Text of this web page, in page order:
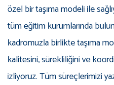
özel bir taşıma modeli ile
tüm eğitim kurumlarında
kadromuzla birlikte taşıma
kalitesini, sürekliliğini ve
izliyoruz. Tüm süreçlerimizi